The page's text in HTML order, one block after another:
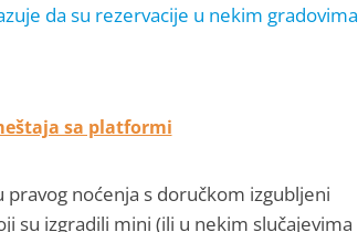
da su rezervacije u nekim gradovima
sa platformi
noćenja s doručkom izgubljeni
su izgradili mini (ili u nekim slučajevima